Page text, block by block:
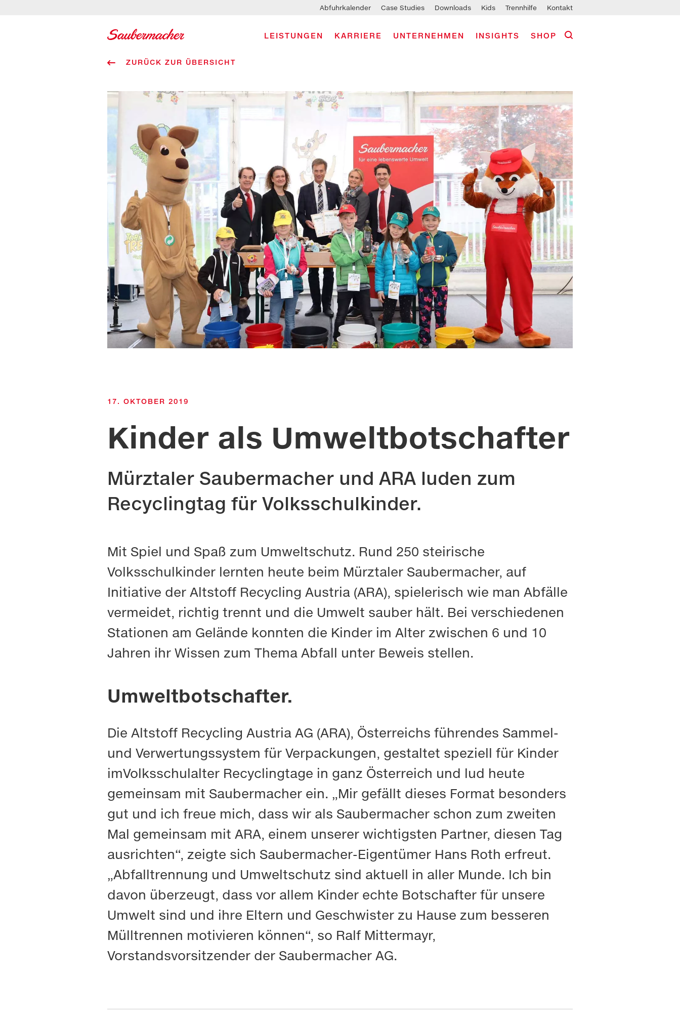
Abfuhrkalender Case Studies Downloads Kids Trennhilfe Kontakt
LEISTUNGEN KARRIERE UNTERNEHMEN INSIGHTS SHOP
ZURÜCK ZUR ÜBERSICHT
17. OKTOBER 2019
Kinder als Umwelt­botschafter
Mürztaler Saubermacher und ARA luden zum
Recyclingtag für Volksschulkinder.
Mit Spiel und Spaß zum Umweltschutz. Rund 250 steirische
Volksschulkinder lernten heute beim Mürztaler Saubermacher, auf
Initiative der Altstoff Recycling Austria (ARA), spielerisch wie man Abfälle
vermeidet, richtig trennt und die Umwelt sauber hält. Bei verschiedenen
Stationen am Gelände konnten die Kinder im Alter zwischen 6 und 10
Jahren ihr Wissen zum Thema Abfall unter Beweis stellen.
Umweltbotschafter.
Die Altstoff Recycling Austria AG (ARA), Österreichs führendes Sammel-
und Verwertungssystem für Verpackungen, gestaltet speziell für Kinder
imVolksschulalter Recyclingtage in ganz Österreich und lud heute
gemeinsam mit Saubermacher ein. „Mir gefällt dieses Format besonders
gut und ich freue mich, dass wir als Saubermacher schon zum zweiten
Mal gemeinsam mit ARA, einem unserer wichtigsten Partner, diesen Tag
ausrichten“, zeigte sich Saubermacher-Eigentümer Hans Roth erfreut.
„Abfalltrennung und Umweltschutz sind aktuell in aller Munde. Ich bin
davon überzeugt, dass vor allem Kinder echte Botschafter für unsere
Umwelt sind und ihre Eltern und Geschwister zu Hause zum besseren
Mülltrennen motivieren können“, so Ralf Mittermayr,
Vorstandsvorsitzender der Saubermacher AG.